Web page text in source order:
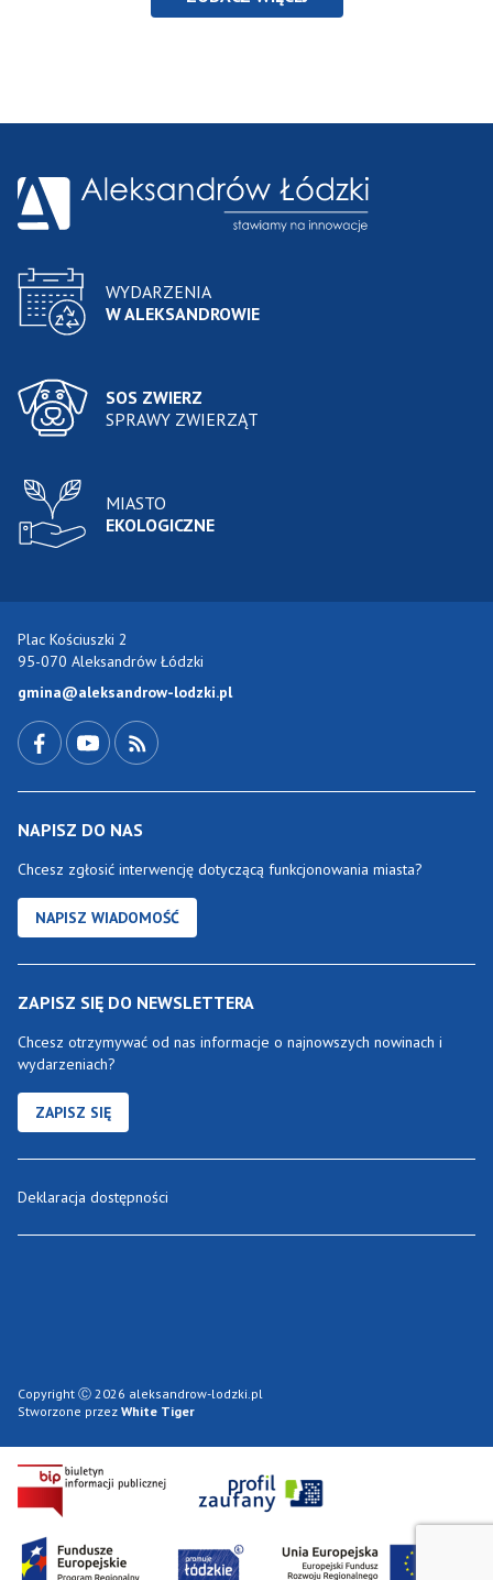
WYDARZENIA
W ALEKSANDROWIE
SOS ZWIERZ
SPRAWY ZWIERZĄT
MIASTO
EKOLOGICZNE
Plac Kościuszki 2
95-070 Aleksandrów Łódzki
gmina@aleksandrow-lodzki.pl
NAPISZ DO NAS
Chcesz zgłosić interwencję dotyczącą funkcjonowania miasta?
NAPISZ WIADOMOŚĆ
ZAPISZ SIĘ DO NEWSLETTERA
Chcesz otrzymywać od nas informacje o najnowszych nowinach i
wydarzeniach?
ZAPISZ SIĘ
Deklaracja dostępności
Copyright Ⓒ 2026 aleksandrow-lodzki.pl
Stworzone przez White Tiger